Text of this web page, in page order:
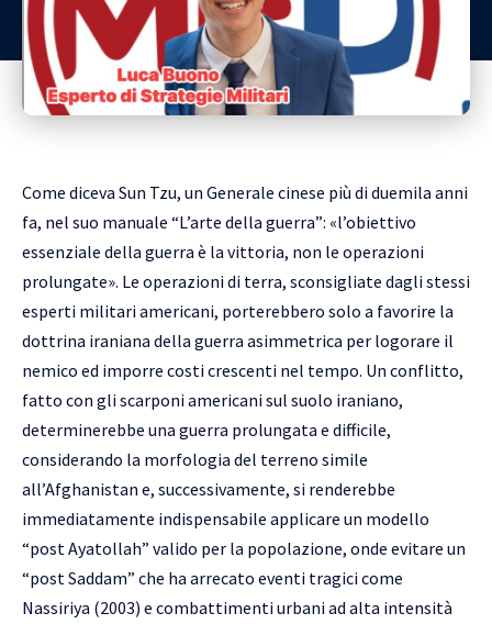
Come diceva Sun Tzu, un Generale cinese più di duemila anni
fa, nel suo manuale “L’arte della guerra”: «l’obiettivo
essenziale della guerra è la vittoria, non le operazioni
prolungate». Le operazioni di terra, sconsigliate dagli stessi
esperti militari americani, porterebbero solo a favorire la
dottrina iraniana della guerra asimmetrica per logorare il
nemico ed imporre costi crescenti nel tempo. Un conflitto,
fatto con gli scarponi americani sul suolo iraniano,
determinerebbe una guerra prolungata e difficile,
considerando la morfologia del terreno simile
all’Afghanistan e, successivamente, si renderebbe
immediatamente indispensabile applicare un modello
“post Ayatollah” valido per la popolazione, onde evitare un
“post Saddam” che ha arrecato eventi tragici come
Nassiriya (2003) e combattimenti urbani ad alta intensità